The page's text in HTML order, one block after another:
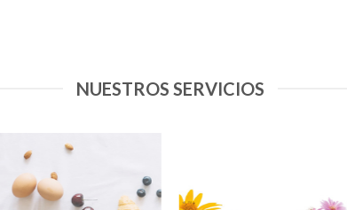
NUESTROS SERVICIOS